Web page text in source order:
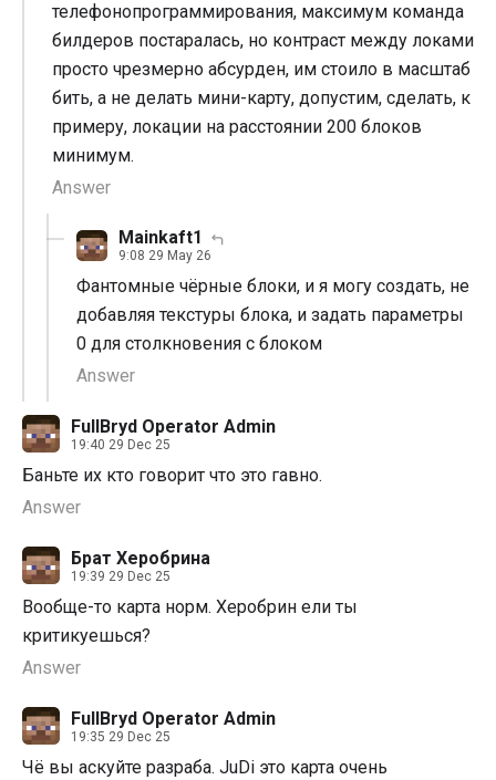
телефонопрограммирования, максимум команда
билдеров постаралась, но контраст между локами
просто чрезмерно абсурден, им стоило в масштаб
бить, а не делать мини-карту, допустим, сделать, к
примеру, локации на расстоянии 200 блоков
минимум.
Answer
Mainkaft1
9:08 29 May 26
Фантомные чёрные блоки, и я могу создать, не
добавляя текстуры блока, и задать параметры
0 для столкновения с блоком
Answer
FullBryd Operator Admin
19:40 29 Dec 25
Баньте их кто говорит что это гавно.
Answer
Брат Херобрина
19:39 29 Dec 25
Вообще-то карта норм. Херобрин ели ты
критикуешься?
Answer
FullBryd Operator Admin
19:35 29 Dec 25
Чë вы аскуйте разраба. JuDi это карта очень